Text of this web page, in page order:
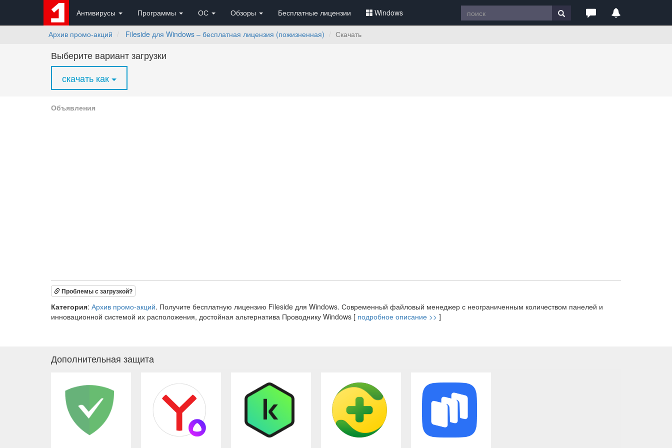
Антивирусы Программы ОС Обзоры Бесплатные лицензии Windows
Архив промо-акций Fileside для Windows – бесплатная лицензия (пожизненная) Скачать
Выберите вариант загрузки
скачать как
Объявления
Проблемы с загрузкой?
Категория: Архив промо-акций. Получите бесплатную лицензию Fileside для Windows. Современный файловый менеджер с неограниченным количеством панелей и
инновационной системой их расположения, достойная альтернатива Проводнику Windows [ подробное описание >> ]
Дополнительная защита